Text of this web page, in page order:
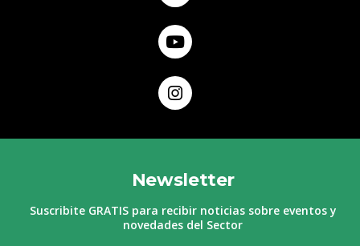
Newsletter
Suscribite GRATIS para recibir noticias sobre eventos y
novedades del Sector